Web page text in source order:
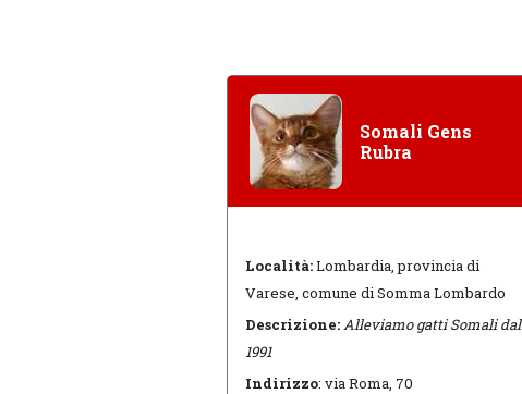
Somali Gens
Rubra
Località:Lombardia, provincia di
Varese, comune di Somma Lombardo
Descrizione: Alleviamo gatti Somali dal
1991
Indirizzo: via Roma, 70